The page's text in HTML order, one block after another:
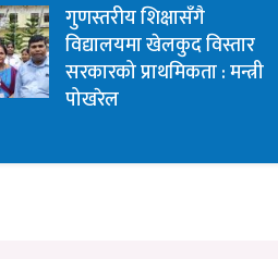
गुणस्तरीय शिक्षासँगै
विद्यालयमा खेलकुद विस्तार
सरकारको प्राथमिकता : मन्त्री
पोखरेल